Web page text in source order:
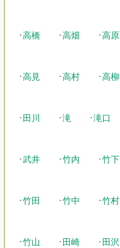
･高橋 ･高畑 ･高原
･高見 ･高村 ･高柳
･ 田川 ･滝 ･滝口
･武井 ･竹内 ･竹下
･竹田 ･竹中 ･竹村
･竹山 ･ 田崎 ･ 田沢